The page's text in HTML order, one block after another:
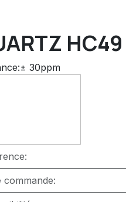
HC49
30ppm
commande: